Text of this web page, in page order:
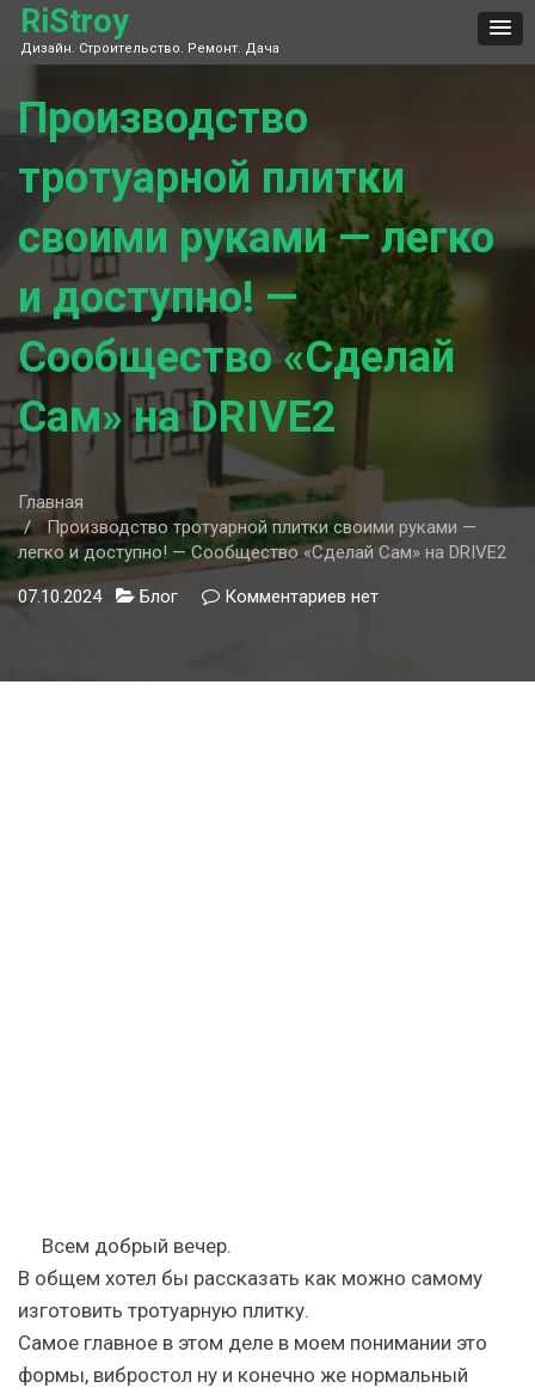
Skip
content
RiStroy
Дизайн. Строительство. Ремонт. Дача
Производство
тротуарной плитки
своими руками — легко
и доступно! —
Сообщество «Сделай
Сам» на DRIVE2
Главная
Производство тротуарной плитки своими руками —
легко и доступно! — Сообщество «Сделай Сам» на DRIVE2
07.10.2024 Блог Комментариев кнет
Всем добрый вечер.
В общем хотел бы рассказать как можно самому
изготовить тротуарную плитку.
Самое главное в этом деле в моем понимании это
формы, вибростол ну и конечно же нормальный